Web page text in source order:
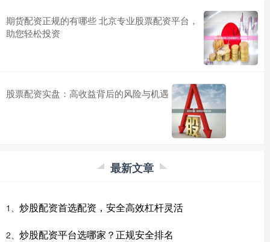
期货配资正规的有哪些 北京专业股票配资平台，
助您轻松投资
股票配资实盘：高收益背后的风险与机遇
最新文章
1、 炒股配资首选配资，安全高效杠杆灵活
2、 炒股配资平台选哪家？正规安全排名